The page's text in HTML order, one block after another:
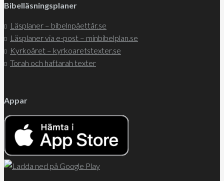
Bibelläsningsplaner
Läsplaner – bibelnpåettår.se
Läsplaner via e-post – minbibelplan.se
Kyrkoåret – kyrkoaretstexter.se
Torah och haftarah texter
Appar